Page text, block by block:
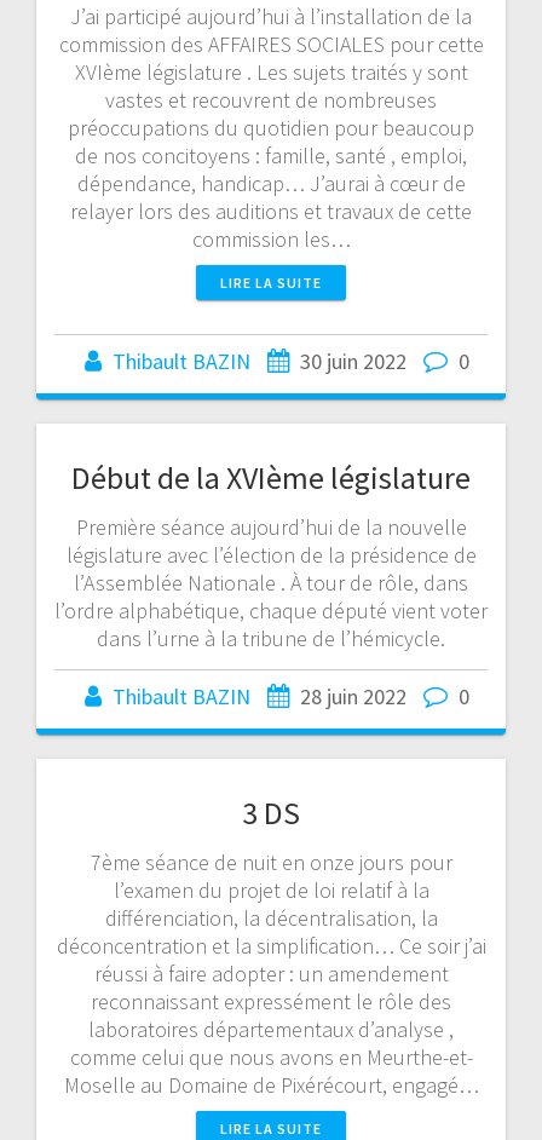
J’ai participé aujourd’hui à l’installation de la
commission des AFFAIRES SOCIALES pour cette
XVIème législature . Les sujets traités y sont
vastes et recouvrent de nombreuses
préoccupations du quotidien pour beaucoup
de nos concitoyens : famille, santé , emploi,
dépendance, handicap… J’aurai à cœur de
relayer lors des auditions et travaux de cette
commission les…
LIRE LA SUITE
Thibault BAZIN 30 juin 2022 0
Début de la XVIème législature
Première séance aujourd’hui de la nouvelle
législature avec l’élection de la présidence de
l’Assemblée Nationale . À tour de rôle, dans
l’ordre alphabétique, chaque député vient voter
dans l’urne à la tribune de l’hémicycle.
Thibault BAZIN 28 juin 2022 0
3 DS
7ème séance de nuit en onze jours pour
l’examen du projet de loi relatif à la
différenciation, la décentralisation, la
déconcentration et la simplification… Ce soir j’ai
réussi à faire adopter : un amendement
reconnaissant expressément le rôle des
laboratoires départementaux d’analyse ,
comme celui que nous avons en Meurthe-et-
Moselle au Domaine de Pixérécourt, engagé…
LIRE LA SUITE